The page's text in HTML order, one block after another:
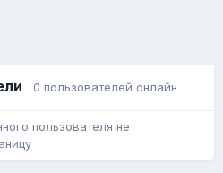
0 пользователей онлайн
пользователя не